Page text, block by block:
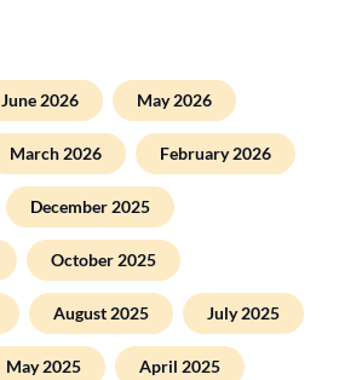
June 2026 May 2026
March 2026 February 2026
December 2025
October 2025
August 2025 July 2025
May 2025 April 2025